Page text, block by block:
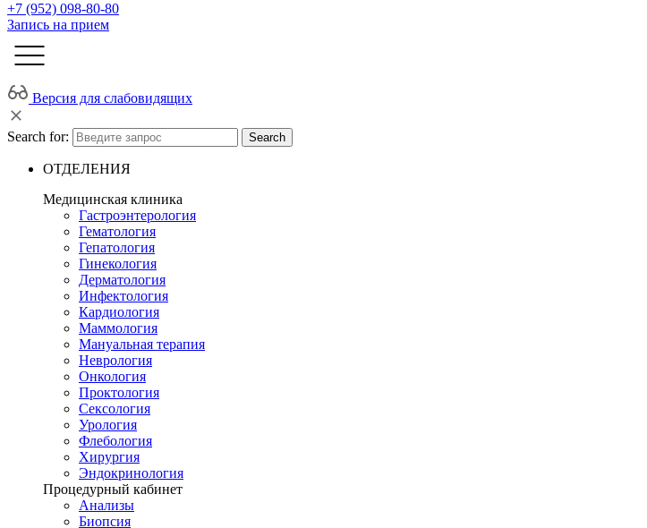
+7 (952) 098-80-80
Запись на прием
Версия для слабовидящих
Search for: Search
ОТДЕЛЕНИЯ
Медицинская клиника
Гастроэнтерология
Гематология
Гепатология
Гинекология
Дерматология
Инфектология
Кардиология
Маммология
Мануальная терапия
Неврология
Онкология
Проктология
Сексология
Урология
Флебология
Хирургия
Эндокринология
Процедурный кабинет
Анализы
Биопсия